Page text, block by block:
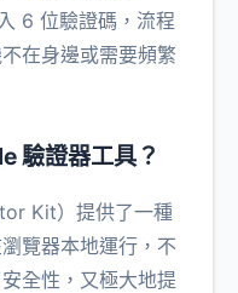
6 位驗證碼，流程
在身邊或需要頻繁
驗證器工具？
Kit）提供了一種
覽器本地運行，不
全性，又極大地提